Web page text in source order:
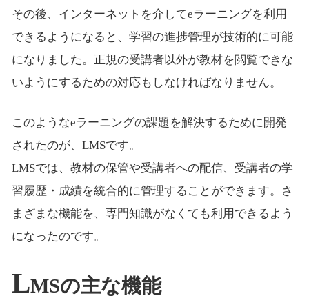
その後、インターネットを介してeラーニングを利用
できるようになると、学習の進捗管理が技術的に可能
になりました。正規の受講者以外が教材を閲覧できな
いようにするための対応もしなければなりません。
このようなeラーニングの課題を解決するために開発
されたのが、LMSです。
LMSでは、教材の保管や受講者への配信、受講者の学
習履歴・成績を統合的に管理することができます。さ
まざまな機能を、専門知識がなくても利用できるよう
になったのです。
LMSの主な機能